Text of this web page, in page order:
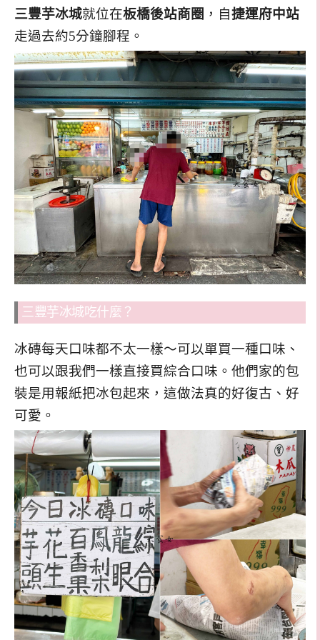
三豐芋冰城就位在板橋後站商圈 ，自捷運府中站
走過去約5分鐘腳程。
三豐芋冰城吃什麼？
冰磚每天口味都不太一樣～可以單買一種口味、
也可以跟我們一樣直接買綜合口味。他們家的包
裝是用報紙把冰包起來，這做法真的好復古、好
可愛。